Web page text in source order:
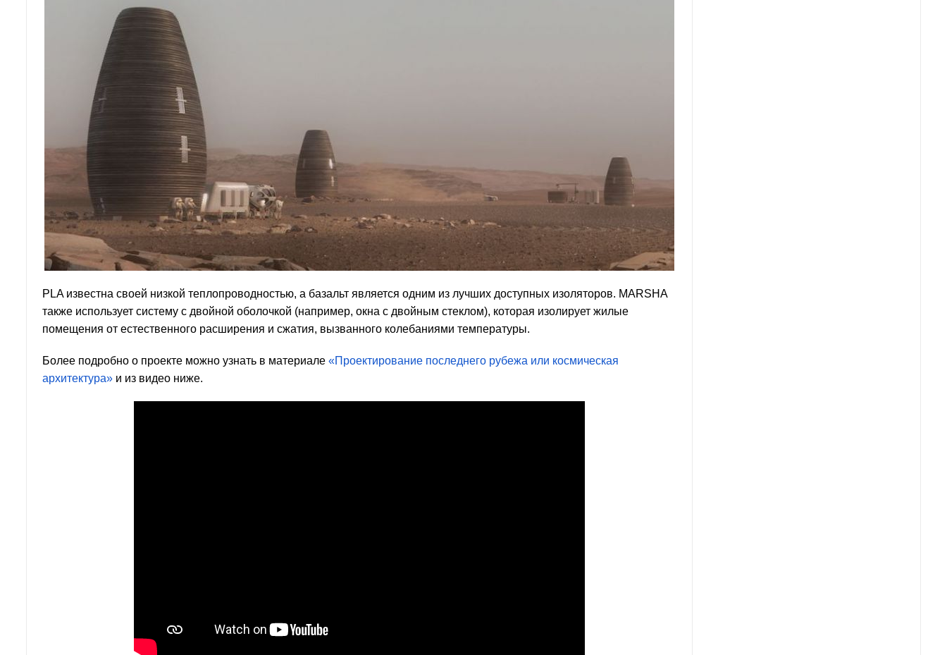
PLA известна своей низкой теплопроводностью, а базальт является одним из лучших доступных изоляторов. MARSHA
также использует систему с двойной оболочкой (например, окна с двойным стеклом), которая изолирует жилые
помещения от естественного расширения и сжатия, вызванного колебаниями температуры.
Более подробно о проекте можно узнать в материале «Проектирование последнего рубежа или космическая
архитектура» и из видео ниже.